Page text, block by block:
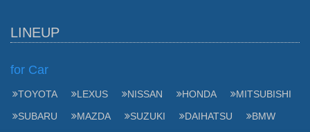
LINEUP
for Car
TOYOTA LEXUS NISSAN HONDA
MITSUBISHI
SUBARU
MAZDA SUZUKI DAIHATSU
BMW